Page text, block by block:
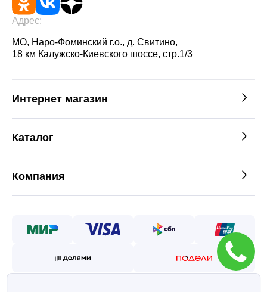
Адрес:
МО, Наро-Фоминский г.о., д. Свитино,
18 км Калужско-Киевского шоссе, стр.1/3
Интернет магазин
Каталог
Компания